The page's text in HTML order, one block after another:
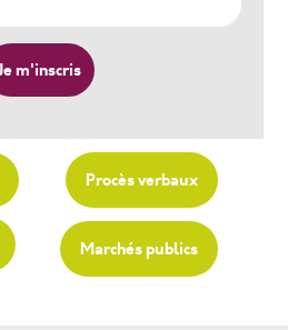
Procès verbaux
Marchés publics